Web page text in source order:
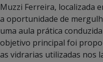
Muzzi Ferreira, localizada
a oportunidade de
uma aula prática
objetivo principal foi
as vidrarias utilizadas nos